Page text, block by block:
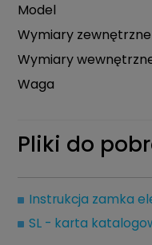
Model
Wymiary
Wymiary
Waga
Pliki do
Instrukcja zamka
SL - karta